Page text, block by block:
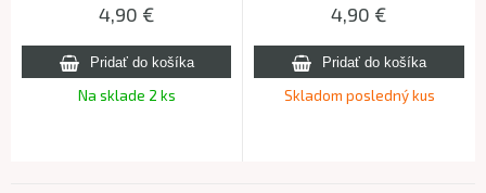
4,90 €
Na sklade 2 ks
4,90 €
Skladom posledný kus